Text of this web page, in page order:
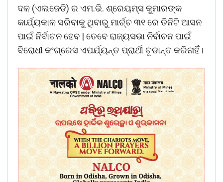
ଦଳ (ଏଲଜେଡି) ର ଏମ.ଭି. ଶ୍ରେୟମ୍ସ କୁମାରଙ୍କ
କାର୍ଯ୍ୟକାଳ ସରିବାକୁ ଥିବାରୁ ମାର୍ଚ୍ଚ ୩୧ ରେ ତିନିଟି ଆସନ
ପାଇଁ ନିର୍ବାଚନ ହେବ | ତେବେ ରାଜ୍ୟସଭା ନିର୍ବାଚନ ପାଇଁ
ବିରୋଧୀ କଂଗ୍ରେସ ଏପର୍ଯ୍ୟନ୍ତ ପ୍ରାର୍ଥୀ ଚୂଡାନ୍ତ କରିନାହିଁ।